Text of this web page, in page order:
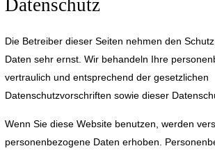
Datenschutz
Die Betreiber dieser Seiten nehmen den
Daten sehr ernst. Wir behandeln Ihre
vertraulich und entsprechend der gesetzlichen
Datenschutzvorschriften sowie dieser
Wenn Sie diese Website benutzen, werden
personenbezogene Daten erhoben.